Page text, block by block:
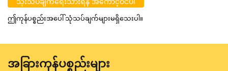
ဤကုန်ပစ္စည်းအပေါ် သုံသပ်ချက်များမရှိသေးပါ။
အခြားကုန်ပစ္စည်းများ